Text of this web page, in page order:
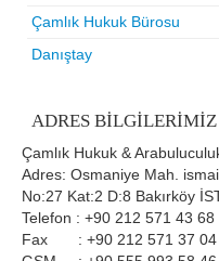
Çamlık Hukuk Bürosu
Danıştay
ADRES BILGILERIMIZ
Çamlık Hukuk &
Adres: Osmaniye Mah.
No:27 Kat:2 D:8 Bakırköy
Telefon : +90 212 571 43 68
Fax : +90 212 571 37 04